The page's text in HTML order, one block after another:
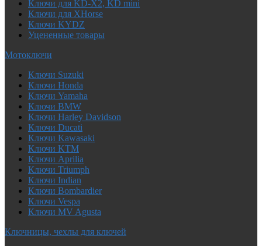
Ключи для KD-X2, KD mini
Ключи для XHorse
Ключи KYDZ
Уцененные товары
Мотоключи
Ключи Suzuki
Ключи Honda
Ключи Yamaha
Ключи BMW
Ключи Harley Davidson
Ключи Ducati
Ключи Kawasaki
Ключи KTM
Ключи Aprilia
Ключи Triumph
Ключи Indian
Ключи Bombardier
Ключи Vespa
Ключи MV Agusta
Ключницы, чехлы для ключей